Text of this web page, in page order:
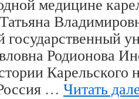
аспект
медицине
государственный
Родионова
Карельского
… Читать